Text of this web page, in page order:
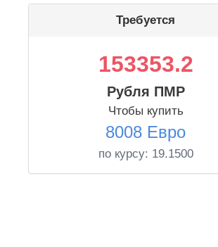
Требуется
153353.2
Рубля ПМР
Чтобы купить
8008 Евро
по курсу: 19.1500